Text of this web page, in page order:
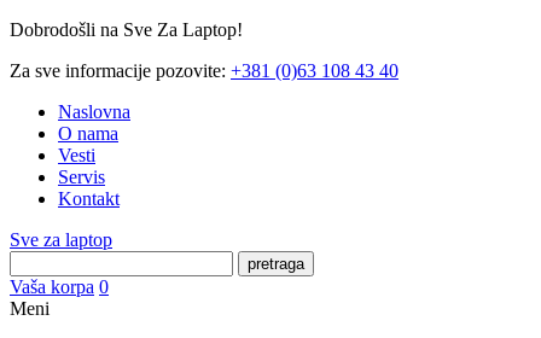
Dobrodošli na Sve Za Laptop!
Za sve informacije pozovite: +381 (0)63 108 43 40
Naslovna
O nama
Vesti
Servis
Kontakt
Sve za laptop
pretraga
Vaša korpa 0
Meni